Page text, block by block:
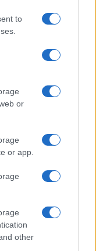
to
or
or app.
other
ένας
μέρα.
→